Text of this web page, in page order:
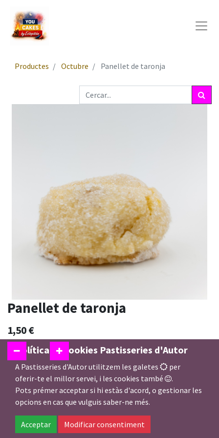
Productes Octubre Panellet de taronja
Panellet de taronja
1,50€
Afegir a la Cistella
En estoc
Afegir a preferits
Política de cookies Pastisseries d'Autor
A Pastisseries d'Autor utilitzem les galetes
per
oferir-te el millor servei, i les cookies també
.
Pots prémer acceptar si hi estàs d'acord, o gestionar les
opcions en cas que vulguis saber-ne més.
Acceptar Modificar consentiment